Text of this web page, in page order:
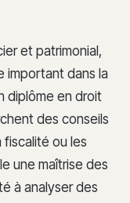
et patrimonial,
important dans la
diplôme en droit
des conseils
fiscalité ou les
une maîtrise des
à analyser des